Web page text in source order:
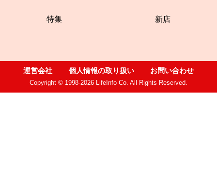
特集 新店
運営会社 個人情報の取り扱い お問い合わせ
Copyright © 1998-2026 LifeInfo Co. All Rights Reserved.